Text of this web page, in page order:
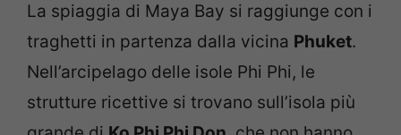
La spiaggia di Maya Bay si raggiunge con i
traghetti in partenza dalla vicina Phuket.
Nell’arcipelago delle isole Phi Phi, le
strutture ricettive si trovano sull’isola più